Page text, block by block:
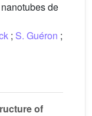
de
; S. Guéron ;
of